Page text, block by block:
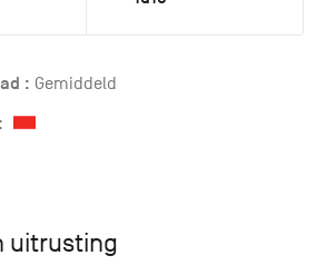
: Gemiddeld
uitrusting